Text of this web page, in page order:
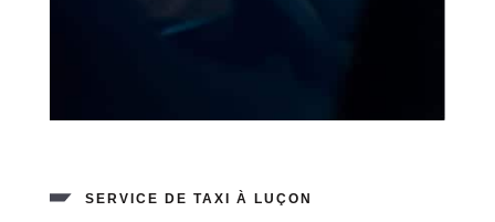
SERVICE DE TAXI À LUÇON